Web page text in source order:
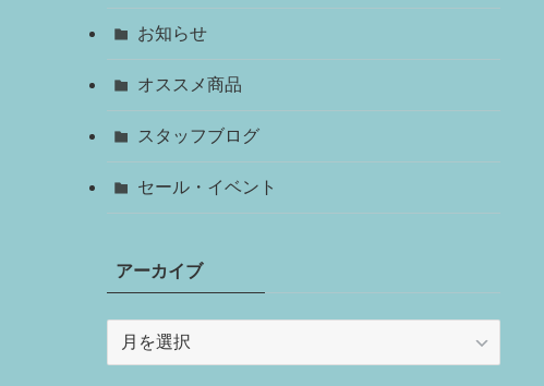
お知らせ
オススメ商品
スタッフブログ
セール・イベント
アーカイブ